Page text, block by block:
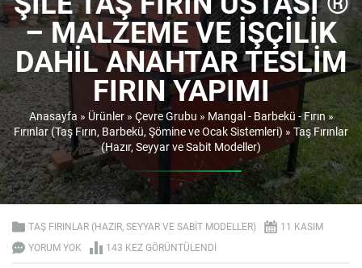
– MALZEME VE İŞÇILIK
DAHIL ANAHTAR TESLIM
FIRIN YAPIMI
Anasayfa » Ürünler» Çevre Grubu » Mangal - Barbekü - Fırın»
Fırınlar (Taş Fırın, Barbekü, Şömine ve Ocak Sistemleri) » Taş Fırınlar
(Hazır, Seyyar ve Sabit Modeller)
TAŞ FIRINLAR (HAZIR, SEYYAR VE SABIT MODELLER)
11 KASIM
YORUM YOK
143 KEZ GÖRÜNTÜLENDI